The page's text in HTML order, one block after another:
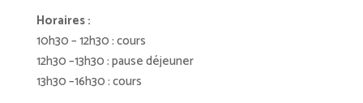
Horaires :
10h30 – 12h30 : cours
12h30 –13h30 : pause déjeuner
13h30 –16h30 : cours